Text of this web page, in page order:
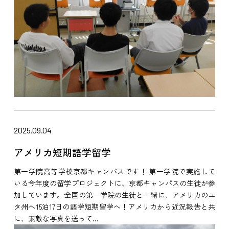
2025.09.04
アメリカ短期語学留学
第一学院高等学校京都キャンパスです！ 第一学院で実施して
いる今年度の留学プロジェクトに、京都キャンパスの生徒が参
加しています。全国の第一学院の生徒と一緒に、アメリカのユ
タ州へ15泊17日の語学短期留学へ！アメリカから近況報告と共
に、素敵な写真を送って...